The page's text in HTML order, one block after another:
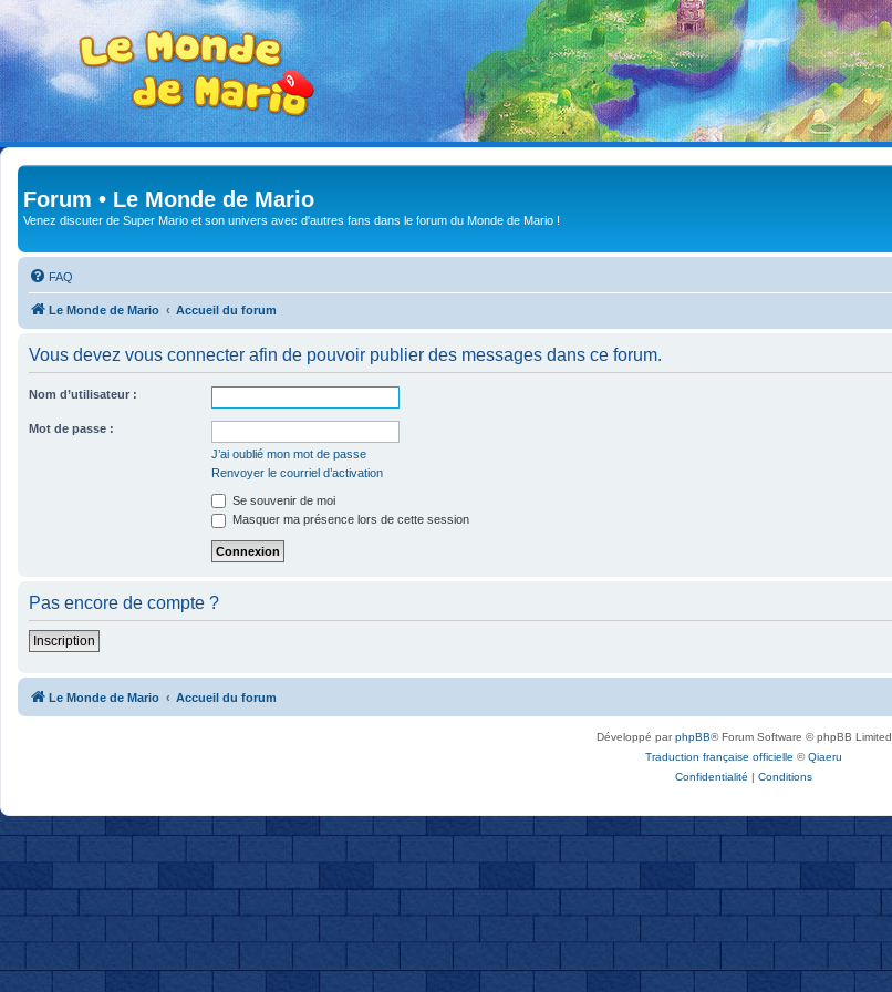
Forum • Le Monde de Mario
Venez discuter de Super Mario et son univers avec d'autres fans dans le forum du Monde de Mario !
FAQ
Le Monde de Mario Accueil du forum
Vous devez vous connecter afin de pouvoir publier des messages dans ce forum.
Nom d’utilisateur :
Mot de passe :
J’ai oublié mon mot de passe
Renvoyer le courriel d’activation
Se souvenir de moi
Masquer ma présence lors de cette session
Pas encore de compte ?
Inscription
Le Monde de Mario Accueil du forum
Développé parphpBB® Forum Software © phpBB Limited
Traduction française officielle ©Qiaeru
Confidentialité | Conditions